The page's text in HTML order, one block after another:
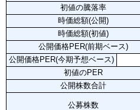
初値の騰落率
時価総額(公開)
時価総額(初値)
公開価格PER(前期ベース)
公開価格PER(今期予想ベース)
初値のPER
公開株数合計
公募株数